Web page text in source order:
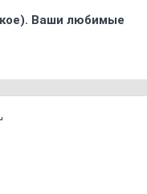
Ваши любимые